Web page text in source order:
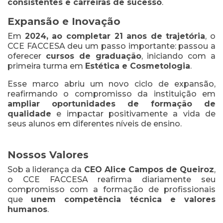
consistentes e carreiras de sucesso.
Expansão e Inovação
Em 2024, ao completar 21 anos de trajetória, o
CCE FACCESA deu um passo importante: passou a
oferecer cursos de graduação, iniciando com a
primeira turma em Estética e Cosmetologia.
Esse marco abriu um novo ciclo de expansão,
reafirmando o compromisso da instituição em
ampliar oportunidades de formação de
qualidade e impactar positivamente a vida de
seus alunos em diferentes níveis de ensino.
Nossos Valores
Sob a liderança da CEO Alice Campos de Queiroz,
o CCE FACCESA reafirma diariamente seu
compromisso com a formação de profissionais
que unem competência técnica e valores
humanos.